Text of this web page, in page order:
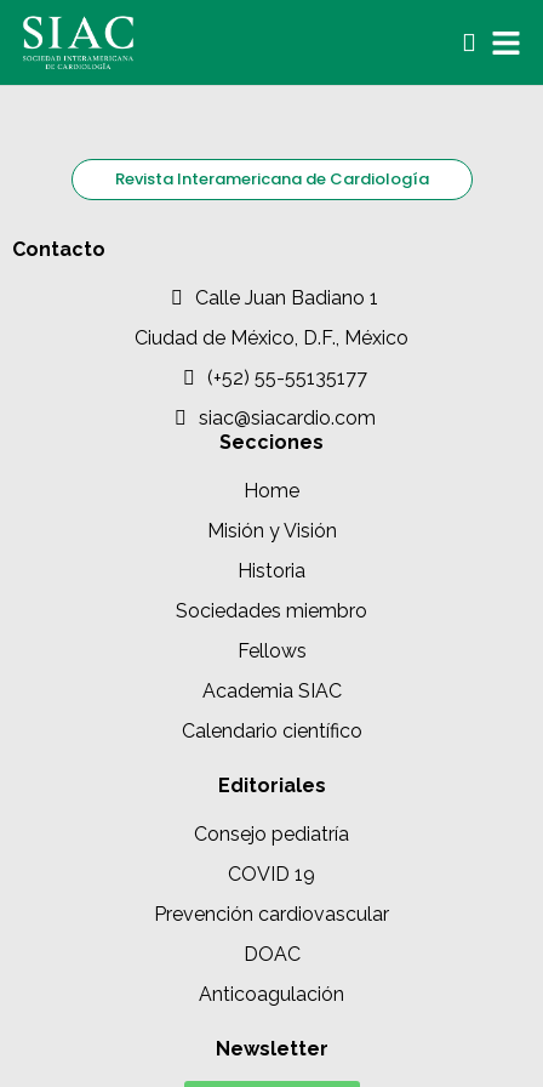
Revista Interamericana de Cardiología
Contacto
Calle Juan Badiano 1
Ciudad de México, D.F., México
(+52) 55-55135177
siac@siacardio.com
Secciones
Home
Misión y Visión
Historia
Sociedades miembro
Fellows
Academia SIAC
Calendario científico
Editoriales
Consejo pediatría
COVID 19
Prevención cardiovascular
DOAC
Anticoagulación
Newsletter